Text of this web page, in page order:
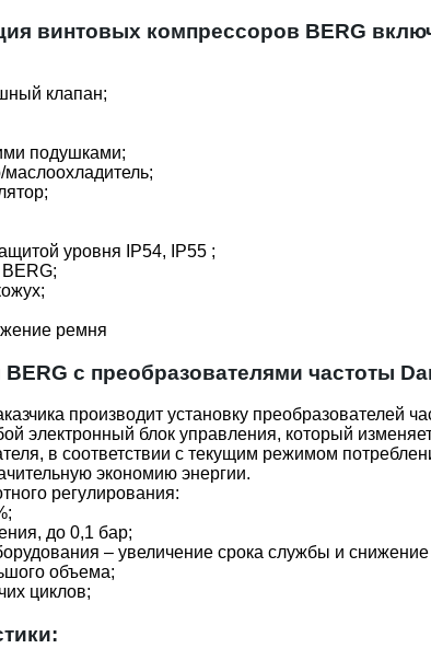
винтовых компрессоров BERG
клапан;
подушками;
уровня IP54, IP55 ;
ремня
с преобразователями частоты
производит установку преобразователей
электронный блок управления, который изменяет
в соответствии с текущим режимом
экономию энергии.
регулирования:
до 0,1 бар;
– увеличение срока службы и
объема;
циклов;